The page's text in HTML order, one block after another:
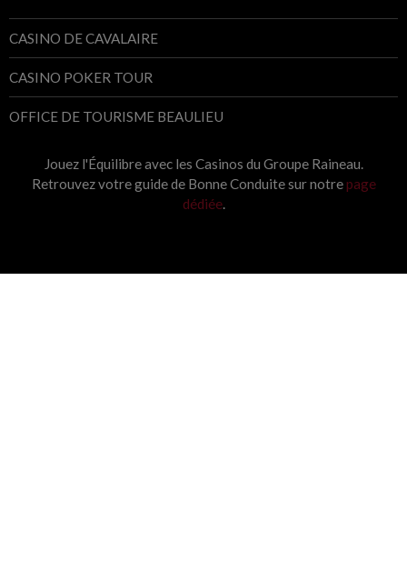
CASINO DE CAVALAIRE
CASINO POKER TOUR
OFFICE DE TOURISME BEAULIEU
Jouez l'Équilibre avec les Casinos du Groupe Raineau.
Retrouvez votre guide de Bonne Conduite sur notre page
dédiée.